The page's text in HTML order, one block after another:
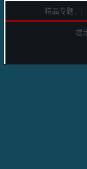
精品专题: ┆
提